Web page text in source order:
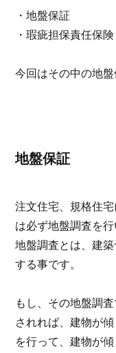
・地盤保証
・瑕疵担保責任保険
今回はその中の地
地盤保証
注文住宅、規格住
は必ず地盤調査を行
地盤調査とは、建
する事です。
もし、その地盤調
されれば、建物が
を行って、建物が